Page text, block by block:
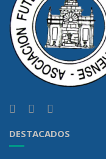
DESTACADOS